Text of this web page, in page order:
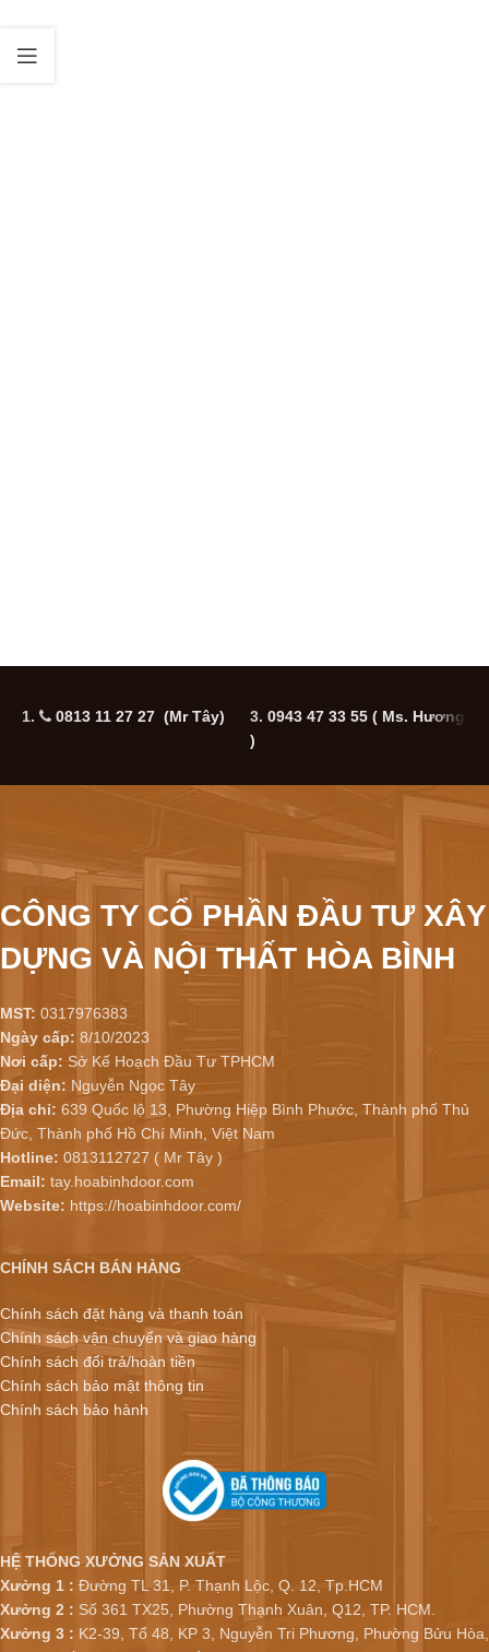
1. 0813 11 27 27 (Mr Tây) 3. 0943 47 33 55 ( Ms. Hương
)
CÔNG TY CỔ PHẦN ĐẦU TƯ XÂY
DỰNG VÀ NỘI THẤT HÒA BÌNH
MST: 0317976383
Ngày cấp: 8/10/2023
Nơi cấp: Sở Kế Hoạch Đầu Tư TPHCM
Đại diện: Nguyễn Ngọc Tây
Địa chỉ: 639 Quốc lộ 13, Phường Hiệp Bình Phước, Thành phố Thủ
Đức, Thành phố Hồ Chí Minh, Việt Nam
Hotline: 0813112727 ( Mr Tây )
Email: tay.hoabinhdoor.com
Website: https://hoabinhdoor.com/
CHÍNH SÁCH BÁN HÀNG
Chính sách đặt hàng và thanh toán
Chính sách vận chuyển và giao hàng
Chính sách đổi trả/hoàn tiền
Chính sách bảo mật thông tin
Chính sách bảo hành
HỆ THỐNG XƯỞNG SẢN XUẤT
Xưởng 1 : Đường TL 31, P. Thạnh Lộc, Q. 12, Tp.HCM
Xưởng 2 : Số 361 TX25, Phường Thạnh Xuân, Q12, TP. HCM.
Xưởng 3 : K2-39, Tổ 48, KP 3, Nguyễn Tri Phương, Phường Bửu Hòa,